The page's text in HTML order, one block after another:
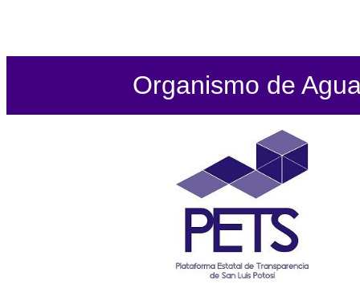
Organismo de